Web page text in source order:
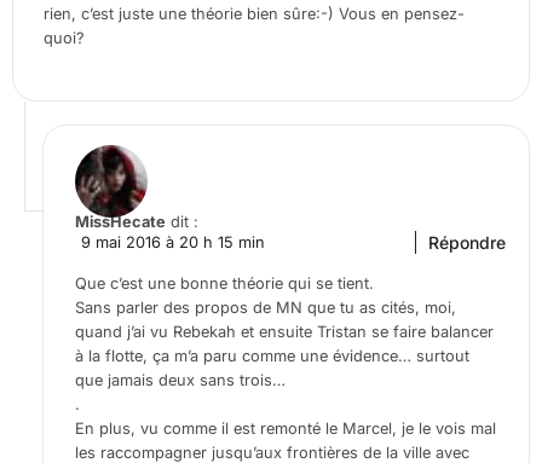
rien, c’est juste une théorie bien sûre:-) Vous en pensez-
quoi?
MissHecate dit :
9 mai 2016 à 20 h 15 min
Que c’est une bonne théorie qui se tient.
Sans parler des propos de MN que tu as cités, moi,
quand j’ai vu Rebekah et ensuite Tristan se faire balancer
à la flotte, ça m’a paru comme une évidence… surtout
que jamais deux sans trois…
.
En plus, vu comme il est remonté le Marcel, je le vois mal
les raccompagner jusqu’aux frontières de la ville avec
Répondre